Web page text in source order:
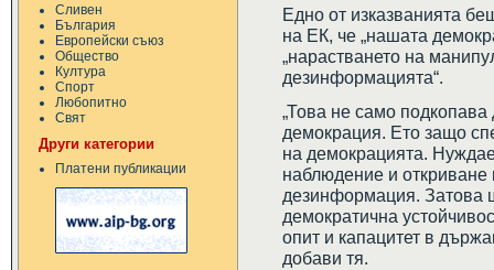
Сливен
България
Европейски съюз
Общество
Култура
Спорт
Любопитно
Свят
Други категории
Платени публикации
Едно от изказванията
на ЕК, че „нашата
„нарастването на
дезинформацията“.
„Това не само
демокрация. Ето защо
на демокрацията.
наблюдение и
дезинформация. Затова
демократична
опит и капацитет в
добави тя.